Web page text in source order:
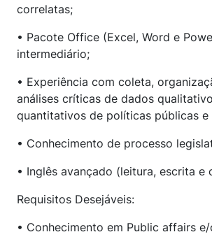
correlatas;
• Pacote Office (Excel, Word e
intermediário;
• Experiência com coleta,
análises críticas de dados
quantitativos de políticas públicas e
• Conhecimento de processo
• Inglês avançado (leitura, escrita e
Requisitos Desejáveis:
• Conhecimento em Public affairs